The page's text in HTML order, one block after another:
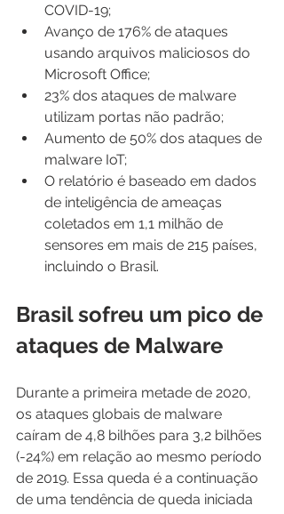
COVID-19;
Avanço de 176% de ataques
usando arquivos maliciosos do
Microsoft Office;
23% dos ataques de malware
utilizam portas não padrão;
Aumento de 50% dos ataques de
malware IoT;
O relatório é baseado em dados
de inteligência de ameaças
coletados em 1,1 milhão de
sensores em mais de 215 países,
incluindo o Brasil.
Brasil sofreu um pico de
ataques de Malware
Durante a primeira metade de 2020,
os ataques globais de malware
caíram de 4,8 bilhões para 3,2 bilhões
(-24%) em relação ao mesmo período
de 2019. Essa queda é a continuação
de uma tendência de queda iniciada